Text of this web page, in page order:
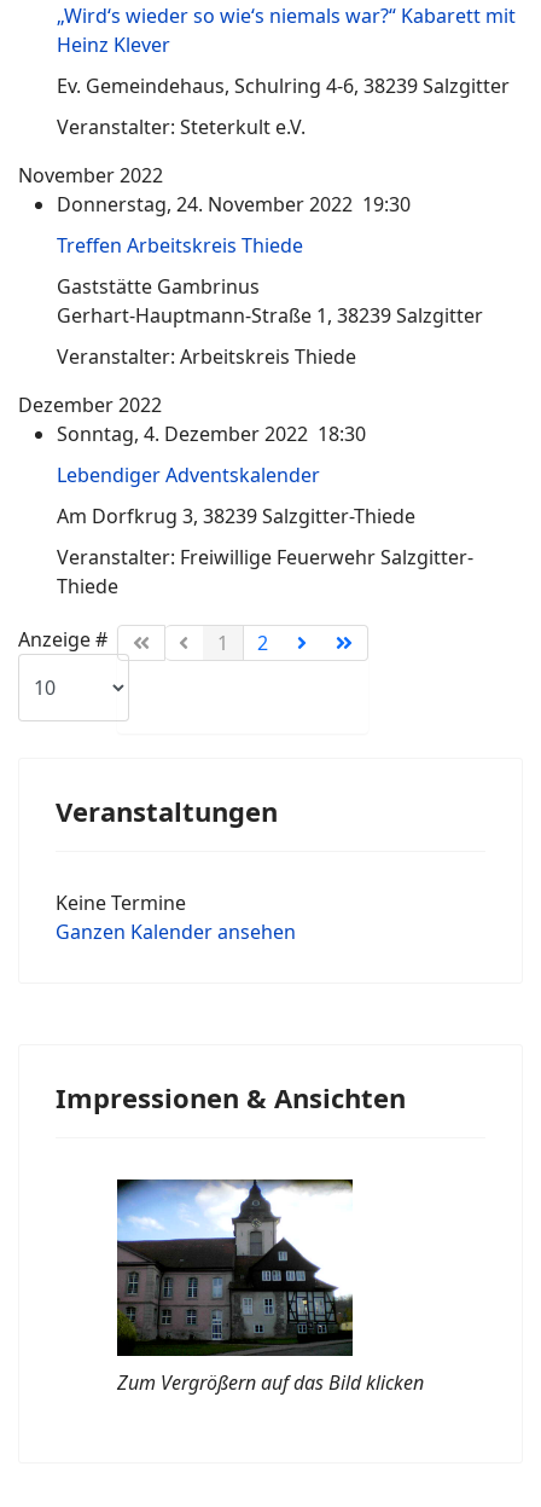
„Wird‘s wieder so wie‘s niemals war?“ Kabarett mit
Heinz Klever
Ev. Gemeindehaus, Schulring 4-6, 38239 Salzgitter
Veranstalter: Steterkult e.V.
November 2022
Donnerstag, 24. November 2022 19:30
Treffen Arbeitskreis Thiede
Gaststätte Gambrinus
Gerhart-Hauptmann-Straße 1, 38239 Salzgitter
Veranstalter: Arbeitskreis Thiede
Dezember 2022
Sonntag, 4. Dezember 2022 18:30
Lebendiger Adventskalender
Am Dorfkrug 3, 38239 Salzgitter-Thiede
Veranstalter: Freiwillige Feuerwehr Salzgitter-
Thiede
Limite der Paginierungsliste
Anzeige # 1 2
Veranstaltungen
Keine Termine
Ganzen Kalender ansehen
Impressionen & Ansichten
Zum Vergrößern auf das Bild klicken